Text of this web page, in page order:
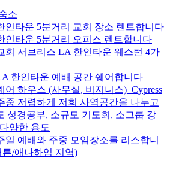
소
인타운 5분거리 교회 장소 렌트합니다
인타운 5분거리 오피스 렌트합니다
회 서브리스 LA 한인타운 웨스턴 4가
한인타운 예배 공간 쉐어합니다
어 하우스 (사무실, 비지니스)_Cypress
중 저렴하게 저희 사역공간을 나누고
성경공부, 소규모 기도회, 소그룹 강
양한 용도
일 예배와 주중 모임장소를 리스합니
/애나하임 지역)